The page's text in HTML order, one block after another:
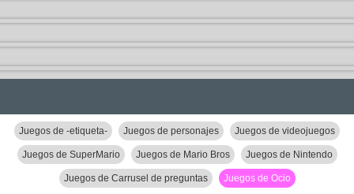
Juegos de -etiqueta- Juegos de personajes Juegos de videojuegos
Juegos de SuperMario Juegos de Mario Bros Juegos de Nintendo
Juegos de Carrusel de preguntas Juegos de Ocio